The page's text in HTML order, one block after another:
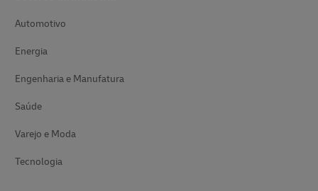
Automotivo
Energia
Engenharia e Manufatura
Saúde
Varejo e Moda
Tecnologia